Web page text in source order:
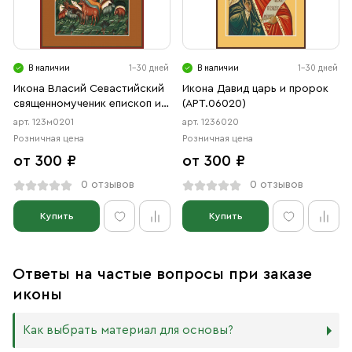
В наличии 1-30 дней
Икона Власий Севастийский
священномученик епископ и
Спиридон Тримифунтский
Святитель (АРТ.м0201)
арт. 123м0201
Розничная цена
от 300 ₽
0 отзывов
Купить
В наличии 1-30 дней
Икона Давид царь и пророк
(АРТ.06020)
арт. 1236020
Розничная цена
от 300 ₽
0 отзывов
Купить
Ответы на частые вопросы при заказе
иконы
Как выбрать материал для основы?